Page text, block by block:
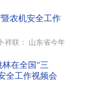
农机安全工作
祥联： 山东省今年
在全国“三
全工作视频会